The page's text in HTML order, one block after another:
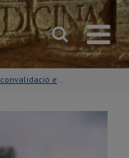
convalidació estudis estrangers